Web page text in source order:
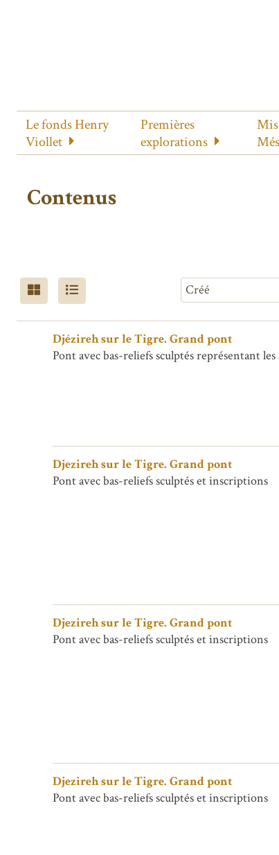
Le fonds Henry
Viollet
Premières
explorations
Contenus
Djézireh sur le Tigre. Grand pont
Pont avec bas-reliefs sculptés représentant les
Djezireh sur le Tigre. Grand pont
Pont avec bas-reliefs sculptés et inscriptions
Djezireh sur le Tigre. Grand pont
Pont avec bas-reliefs sculptés et inscriptions
Djezireh sur le Tigre. Grand pont
Pont avec bas-reliefs sculptés et inscriptions